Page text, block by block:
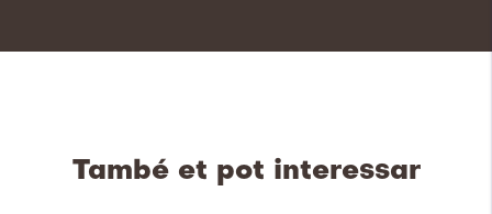
També et pot interessar